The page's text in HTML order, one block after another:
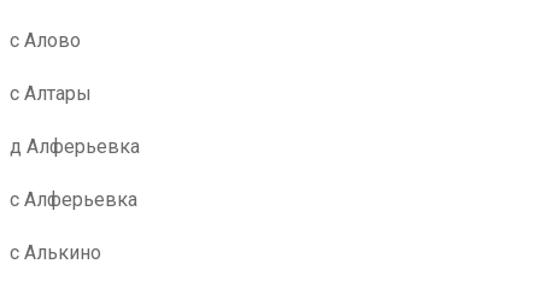
с Алово
с Алтары
д Алферьевка
с Алферьевка
с Алькино